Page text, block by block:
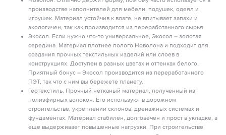
производстве наполнителей для мебели, подушек, одеял и
игрушек. Материал устойчив к влаге, не впитывает запахи и
экологичен, так как производится из переработанного сырья.
Экосол. Если нужно что-то универсальное, Экосол – золотая
середина. Материал плотнее полого Новолона и подходит для
создания прочных текстильных изделий или слоев в
конструкциях. Доступен в разных цветах и оттенках белого.
Приятный бонус – Экосол производится из переработанного
ПЭТ, так что с ним вы бережете планету.
Геотекстиль. Прочный нетканый материал, полученный из
полиэфирных волокон. Его используют в дорожном
строительстве, укреплении склонов, дренажных системах и
фундаментах. Материал стабилен, долговечен и прост в укладке, а
еще выдерживает повышенные нагрузки. При строительстве